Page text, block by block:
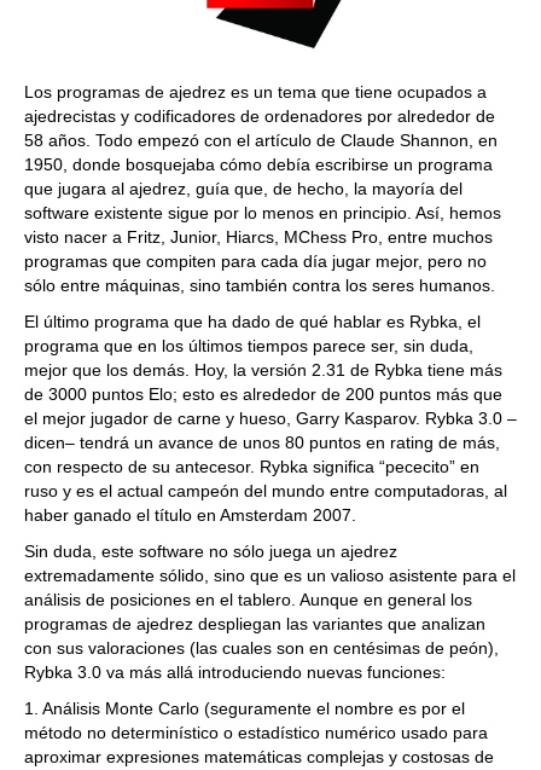
Los programas de ajedrez es un tema que tiene ocupados a
ajedrecistas y codificadores de ordenadores por alrededor de
58 años. Todo empezó con el artículo de Claude Shannon, en
1950, donde bosquejaba cómo debía escribirse un programa
que jugara al ajedrez, guía que, de hecho, la mayoría del
software existente sigue por lo menos en principio. Así, hemos
visto nacer a Fritz, Junior, Hiarcs, MChess Pro, entre muchos
programas que compiten para cada día jugar mejor, pero no
sólo entre máquinas, sino también contra los seres humanos.
El último programa que ha dado de qué hablar es Rybka, el
programa que en los últimos tiempos parece ser, sin duda,
mejor que los demás. Hoy, la versión 2.31 de Rybka tiene más
de 3000 puntos Elo; esto es alrededor de 200 puntos más que
el mejor jugador de carne y hueso, Garry Kasparov. Rybka 3.0 –
dicen– tendrá un avance de unos 80 puntos en rating de más,
con respecto de su antecesor. Rybka significa “pececito” en
ruso y es el actual campeón del mundo entre computadoras, al
haber ganado el título en Amsterdam 2007.
Sin duda, este software no sólo juega un ajedrez
extremadamente sólido, sino que es un valioso asistente para el
análisis de posiciones en el tablero. Aunque en general los
programas de ajedrez despliegan las variantes que analizan
con sus valoraciones (las cuales son en centésimas de peón),
Rybka 3.0 va más allá introduciendo nuevas funciones:
1. Análisis Monte Carlo (seguramente el nombre es por el
método no determinístico o estadístico numérico usado para
aproximar expresiones matemáticas complejas y costosas de